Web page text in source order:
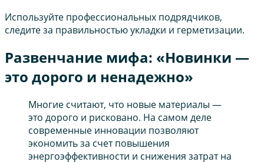
Используйте профессиональных подрядчиков,
следите за правильностью укладки и герметизации.
Развенчание мифа: «Новинки —
это дорого и ненадежно»
Многие считают, что новые материалы —
это дорого и рисковано. На самом деле
современные инновации позволяют
экономить за счет повышения
энергоэффективности и снижения затрат на